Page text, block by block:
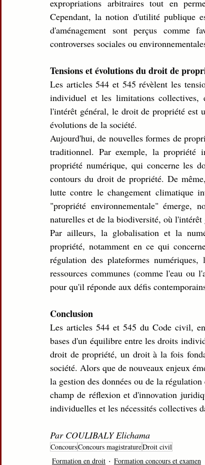
expropriations arbitraires tout en
Cependant, la notion d'utilité publique
d'aménagement sont perçus comme
controverses sociales ou
Tensions et évolutions du droit de
Les articles 544 et 545 révèlent les
individuel et les limitations collectives,
l'intérêt général, le droit de propriété est
évolutions de la société.
Aujourd'hui, de nouvelles formes de
traditionnel. Par exemple, la
propriété numérique, qui concerne les
contours du droit de propriété. De
lutte contre le changement climatique
"propriété environnementale" émerge,
naturelles et de la biodiversité, où
Par ailleurs, la globalisation et la
propriété, notamment en ce qui
régulation des plateformes
ressources communes (comme l'eau ou
pour qu'il réponde aux défis
Conclusion
Les articles 544 et 545 du Code civil,
bases d'un équilibre entre les droits
droit de propriété, un droit à la fois
société. Alors que de nouveaux enjeux
la gestion des données ou de la
champ de réflexion et d'innovation
individuelles et les nécessités collectives
Par COULIBALY Elichama
ConcoursConcours magistratureDroit civil
Formation en droit
Formation concours et examen